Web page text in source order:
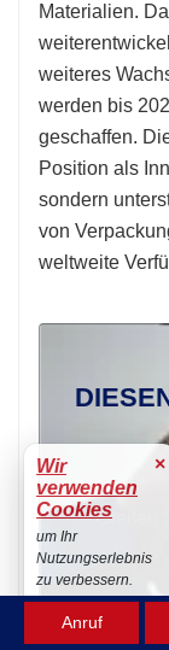
Materialien.
weiteres
werden bis
geschaffen.
Position als
sondern
von
weltweite
Greifen
Anruf
Wir
verwenden
Cookies
×
um Ihr
Nutzungserlebnis
zu verbessern.